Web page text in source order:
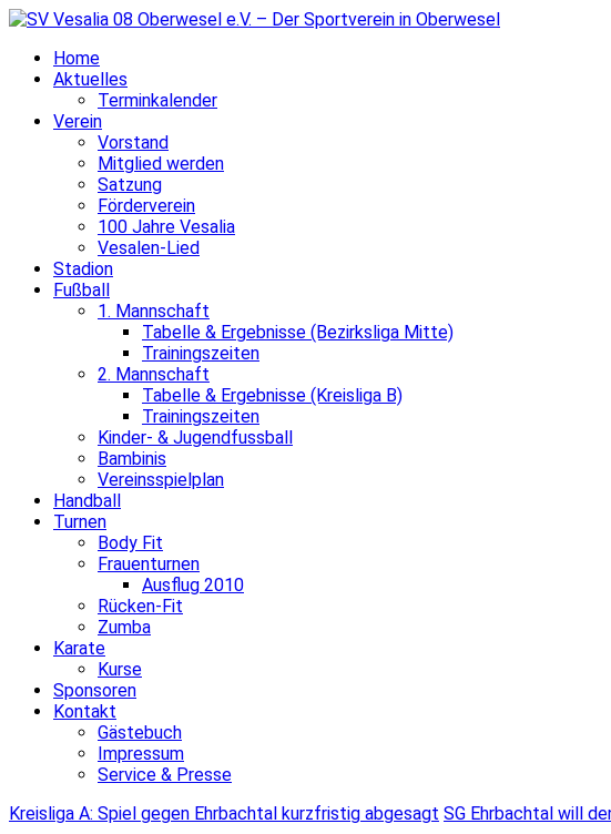
Home
Aktuelles
Terminkalender
Verein
Vorstand
Mitglied werden
Satzung
Förderverein
100 Jahre Vesalia
Vesalen-Lied
Stadion
Fußball
1. Mannschaft
Tabelle & Ergebnisse (Bezirksliga Mitte)
Trainingszeiten
2. Mannschaft
Tabelle & Ergebnisse (Kreisliga B)
Trainingszeiten
Kinder- & Jugendfussball
Bambinis
Vereinsspielplan
Handball
Turnen
Body Fit
Frauenturnen
Ausflug 2010
Rücken-Fit
Zumba
Karate
Kurse
Sponsoren
Kontakt
Gästebuch
Impressum
Service & Presse
Kreisliga A: Spiel gegen Ehrbachtal kurzfristig abgesagt SG Ehrbachtal will